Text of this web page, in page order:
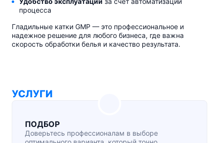
процесса
Гладильные катки GMP — это профессиональное и
надежное решение для любого бизнеса, где важна
скорость обработки белья и качество результата.
УСЛУГИ
ПОДБОР
Доверьтесь профессионалам в выборе